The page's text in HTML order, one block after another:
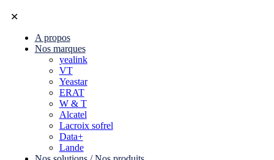
✕
A propos
Nos marques
yealink
VT
Yeastar
ERAT
W & T
Alcatel
Lacroix sofrel
Data+
Lande